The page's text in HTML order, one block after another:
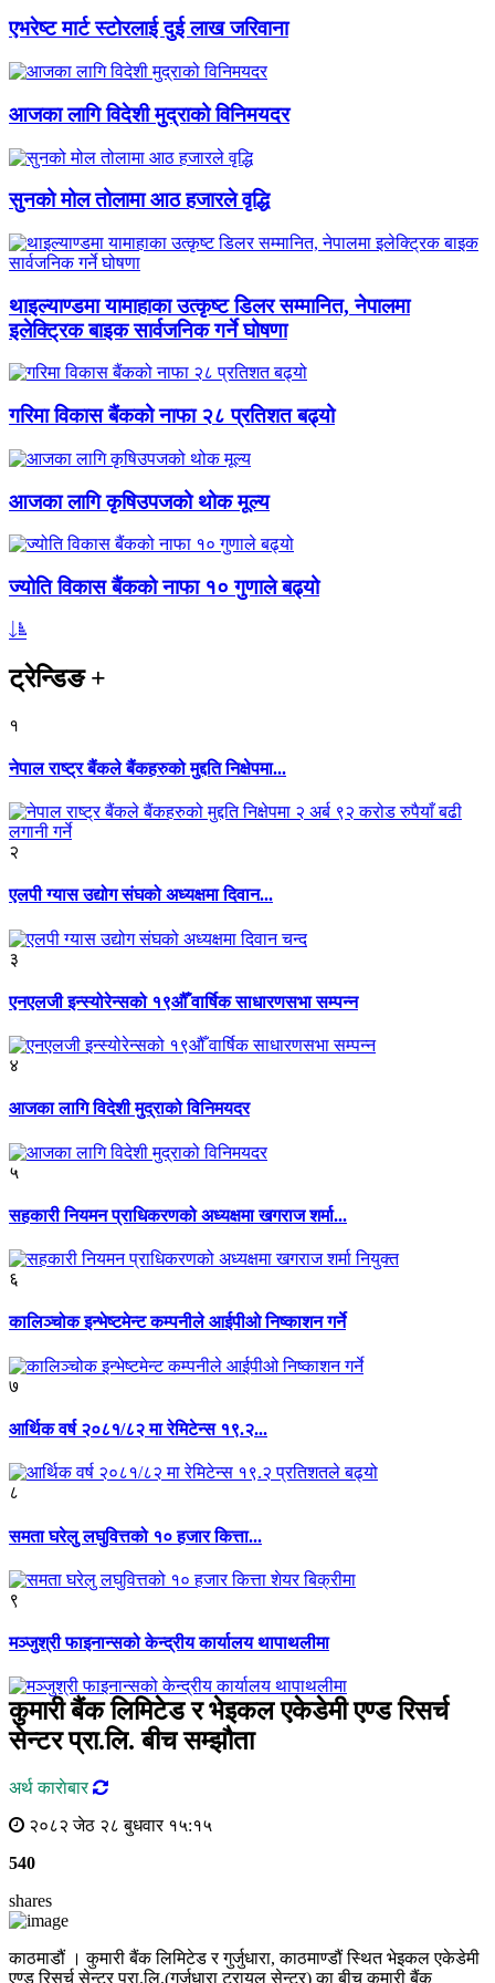
एभरेष्ट मार्ट स्टोरलाई दुई लाख जरिवाना
आजका लागि विदेशी मुद्राको विनिमयदर
सुनको मोल तोलामा आठ हजारले वृद्धि
थाइल्याण्डमा यामाहाका उत्कृष्ट डिलर सम्मानित, नेपालमा
इलेक्ट्रिक बाइक सार्वजनिक गर्ने घोषणा
गरिमा विकास बैंकको नाफा २८ प्रतिशत बढ्यो
आजका लागि कृषिउपजको थोक मूल्य
ज्योति विकास बैंकको नाफा १० गुणाले बढ्यो
ट्रेन्डिङ+
१
नेपाल राष्ट्र बैंकले बैंकहरुको मुद्दति निक्षेपमा...
२
एलपी ग्यास उद्योग संघको अध्यक्षमा दिवान...
३
एनएलजी इन्स्योरेन्सको १९औँ वार्षिक साधारणसभा सम्पन्न
४
आजका लागि विदेशी मुद्राको विनिमयदर
५
सहकारी नियमन प्राधिकरणको अध्यक्षमा खगराज शर्मा...
६
कालिञ्चोक इन्भेष्टमेन्ट कम्पनीले आईपीओ निष्काशन गर्ने
७
आर्थिक वर्ष २०८१/८२ मा रेमिटेन्स १९.२...
८
समता घरेलु लघुवित्तको १० हजार कित्ता...
९
मञ्जुश्री फाइनान्सको केन्द्रीय कार्यालय थापाथलीमा
कुमारी बैंक लिमिटेड र भेइकल एकेडेमी एण्ड रिसर्च
सेन्टर प्रा.लि. बीच सम्झौता
अर्थ काराेबार
२०८२ जेठ २८ बुधवार १५:१५
540
shares
काठमाडौं । कुमारी बैंक लिमिटेड र गुर्जुधारा, काठमाण्डौं स्थित भेइकल एकेडेमी
एण्ड रिसर्च सेन्टर प्रा.लि.(गुर्जुधारा ट्रायल सेन्टर) का बीच कुमारी बैंक